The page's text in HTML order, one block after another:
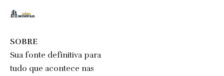
SOBRE
Sua fonte definitiva para
tudo que acontece nas